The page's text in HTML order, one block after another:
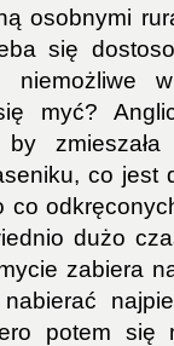
osobnymi
się
myć?
co jest
dużo
zabiera
potem się